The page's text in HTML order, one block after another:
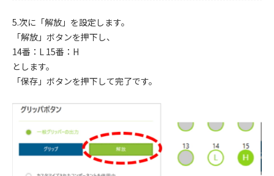
5.次に「解放」を設定します。
「解放」ボタンを押下し、
14番：L 15番：H
とします。
「保存」ボタンを押下して完了です。